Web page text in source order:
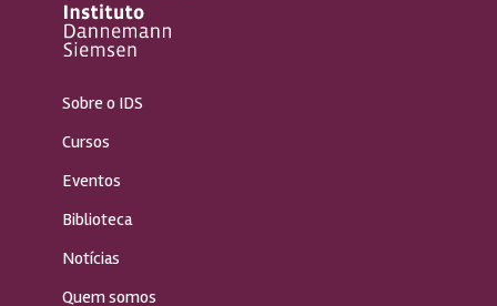
Sobre o IDS
Cursos
Eventos
Biblioteca
Notícias
Quem somos